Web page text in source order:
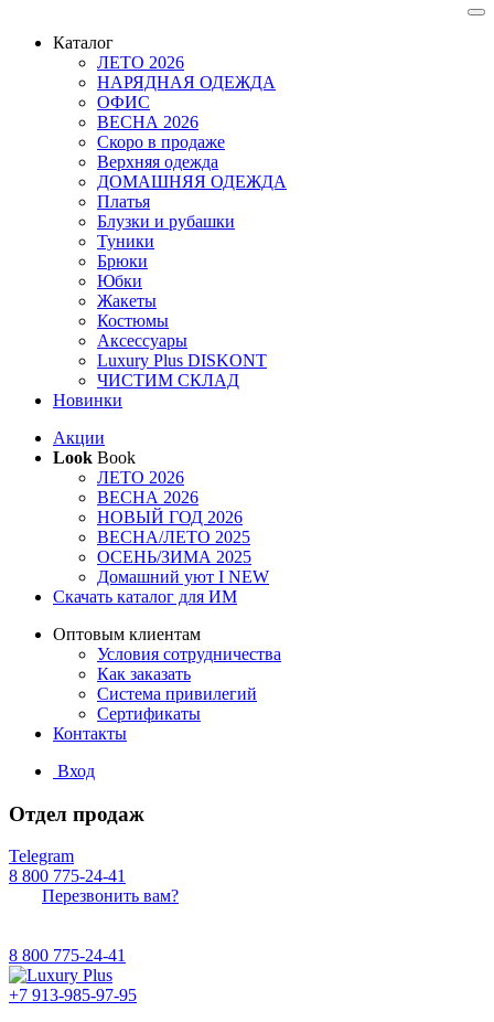
Каталог
ЛЕТО 2026
НАРЯДНАЯ ОДЕЖДА
ОФИС
ВЕСНА 2026
Скоро в продаже
Верхняя одежда
ДОМАШНЯЯ ОДЕЖДА
Платья
Блузки и рубашки
Туники
Брюки
Юбки
Жакеты
Костюмы
Аксессуары
Luxury Plus DISKONT
ЧИСТИМ СКЛАД
Новинки
Акции
Look Book
ЛЕТО 2026
ВЕСНА 2026
НОВЫЙ ГОД 2026
ВЕСНА/ЛЕТО 2025
ОСЕНЬ/ЗИМА 2025
Домашний уют I NEW
Скачать каталог для ИМ
Оптовым клиентам
Условия сотрудничества
Как заказать
Система привилегий
Сертификаты
Контакты
Вход
Отдел продаж
Telegram
8 800 775-24-41
Перезвонить вам?
8 800 775-24-41
+7 913-985-97-95